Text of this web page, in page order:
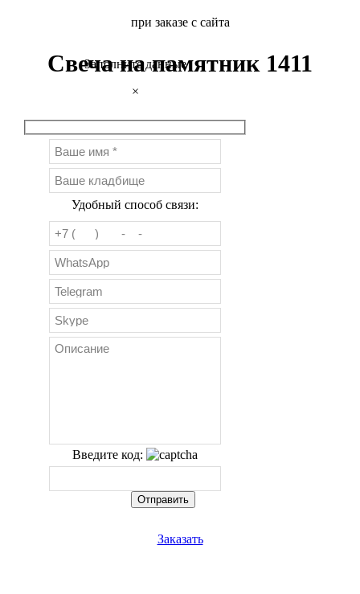
при заказе с сайта
Свеча на памятник 1411
Заполните данные
×
Удобный способ связи:
Введите код:
Заказать